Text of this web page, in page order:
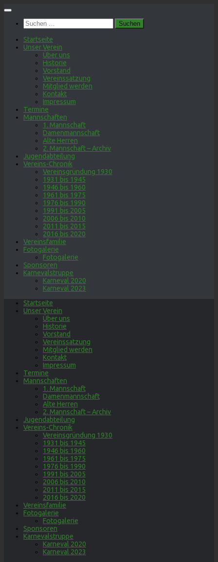
Zum
springenSuchen
nach:
Startseite
Unser Verein
Über uns
Historie
Vorstand
Vereinssatzung
Mitglied werden
Kontakt
Impressum
Termine
Mannschaften
1. Mannschaft
Damenmannschaft
Alte Herren
2. Mannschaft – Archiv
Jugendabteilung
Vereins-Chronik
Vereinsgründung 1930
1931 bis 1945
1946 bis 1960
1961 bis 1975
1976 bis 1990
1991 bis 2005
2006 bis 2010
2011 bis 2015
2016 bis 2020
Vereinsfamilie
Fotogalerie
Fotogalerie
Sponsoren
Karnevalstruppe
Karneval 2020
Karneval 2023
Startseite
Unser Verein
Über uns
Historie
Vorstand
Vereinssatzung
Mitglied werden
Kontakt
Impressum
Termine
Mannschaften
1. Mannschaft
Damenmannschaft
Alte Herren
2. Mannschaft – Archiv
Jugendabteilung
Vereins-Chronik
Vereinsgründung 1930
1931 bis 1945
1946 bis 1960
1961 bis 1975
1976 bis 1990
1991 bis 2005
2006 bis 2010
2011 bis 2015
2016 bis 2020
Vereinsfamilie
Fotogalerie
Fotogalerie
Sponsoren
Karnevalstruppe
Karneval 2020
Karneval 2023